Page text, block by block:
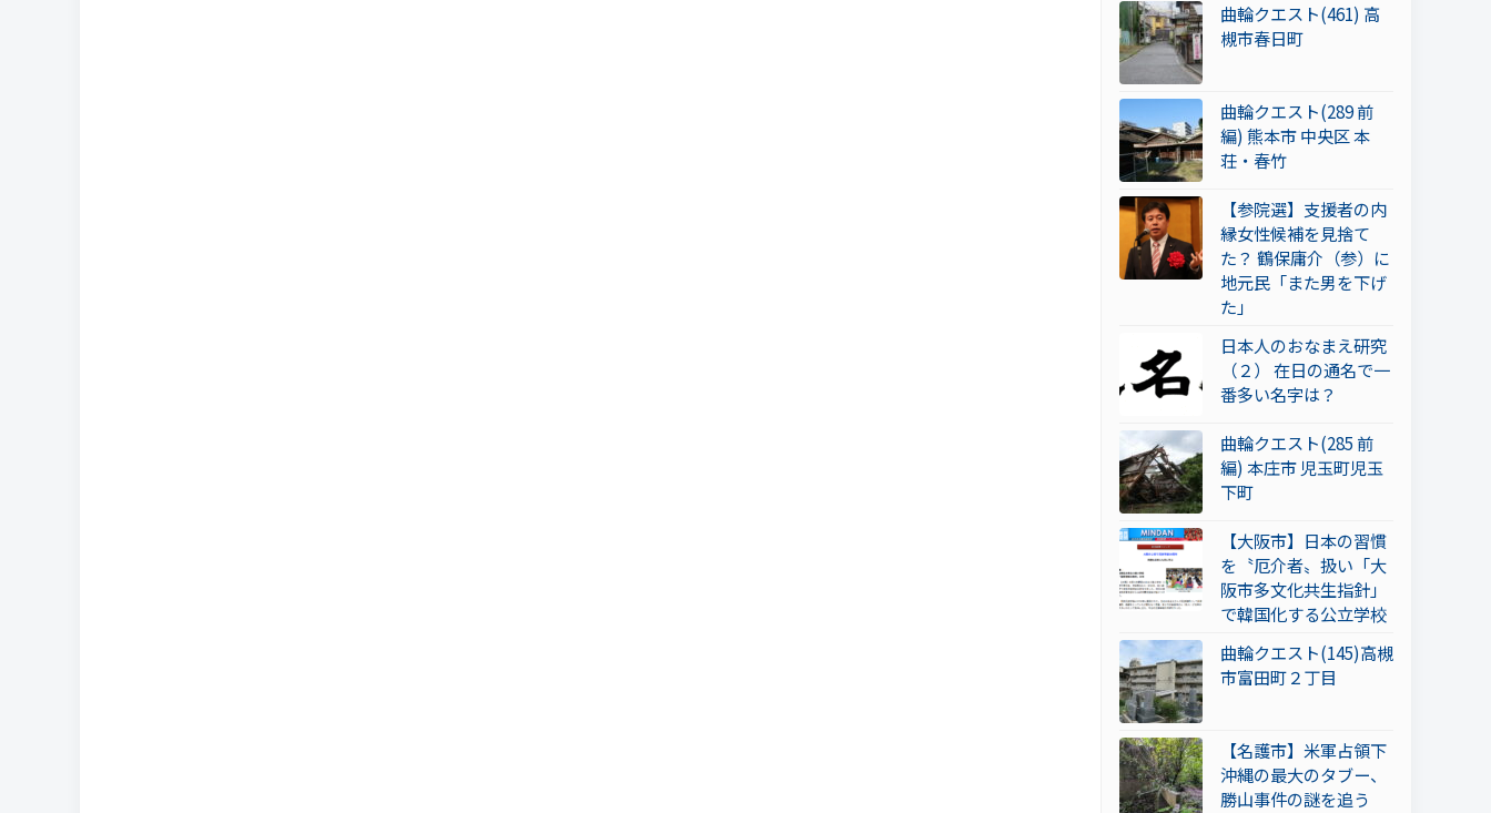
曲輪クエスト(461) 高
槻市春日町
曲輪クエスト(289 前
編) 熊本市 中央区 本
荘・春竹
【参院選】支援者の内
縁女性候補を見捨て
た？ 鶴保庸介（参）に
地元民「また男を下げ
た」
日本人のおなまえ研究
（２） 在日の通名で一
番多い名字は？
曲輪クエスト(285 前
編) 本庄市 児玉町児玉
下町
【大阪市】日本の習慣
を〝厄介者〟扱い「大
阪市多文化共生指針」
で韓国化する公立学校
曲輪クエスト(145)高槻
市富田町２丁目
【名護市】米軍占領下
沖縄の最大のタブー、
勝山事件の謎を追う